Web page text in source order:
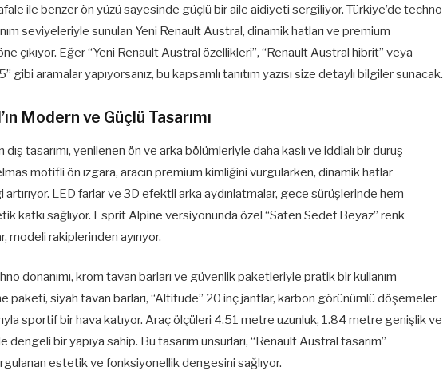
ile benzer ön yüzü sayesinde güçlü bir aile aidiyeti sergiliyor. Türkiye’de techno
seviyeleriyle sunulan Yeni Renault Austral, dinamik hatları ve premium
çıkıyor. Eğer “Yeni Renault Austral özellikleri”, “Renault Austral hibrit” veya
gibi aramalar yapıyorsanız, bu kapsamlı tanıtım yazısı size detaylı bilgiler sunacak.
Modern ve Güçlü Tasarımı
dış tasarımı, yenilenen ön ve arka bölümleriyle daha kaslı ve iddialı bir duruş
motifli ön ızgara, aracın premium kimliğini vurgularken, dinamik hatlar
LED farlar ve 3D efektli arka aydınlatmalar, gece sürüşlerinde hem
katkı sağlıyor. Esprit Alpine versiyonunda özel “Saten Sedef Beyaz” renk
rakiplerinden ayırıyor.
donanımı, krom tavan barları ve güvenlik paketleriyle pratik bir kullanım
paketi, siyah tavan barları, “Altitude” 20 inç jantlar, karbon görünümlü döşemeler
sportif bir hava katıyor. Araç ölçüleri 4.51 metre uzunluk, 1.84 metre genişlik ve
bir yapıya sahip. Bu tasarım unsurları, “Renault Austral tasarım”
estetik ve fonksiyonellik dengesini sağlıyor.